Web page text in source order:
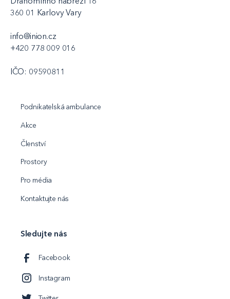
360 01 Karlovy Vary
info@inion.cz
+420 778 009 016
IČO: 09590811
Podnikatelská ambulance
Akce
Členství
Prostory
Pro média
Kontaktujte nás
Sledujte nás
Facebook
Instagram